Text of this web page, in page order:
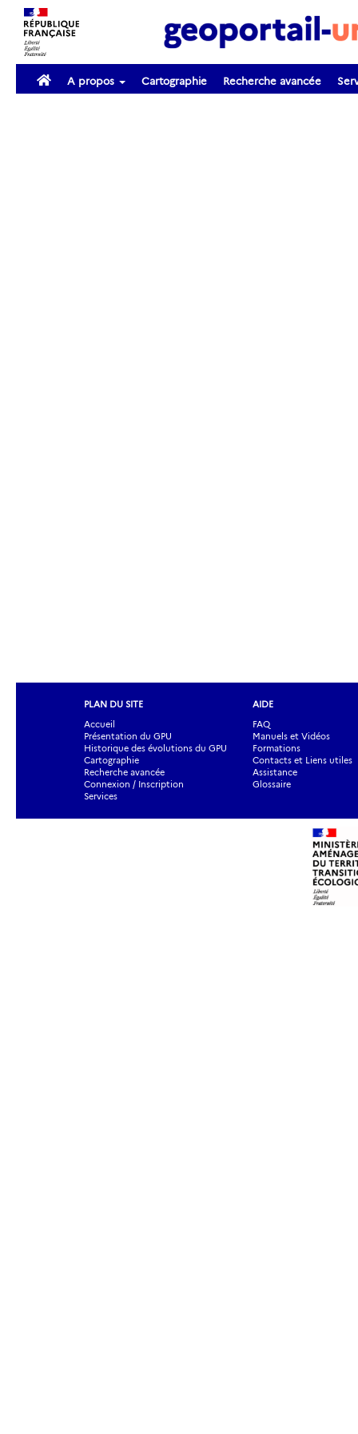
A propos Cartographie Recherche avancée
PLAN DU SITE
Accueil
Présentation du GPU
Historique des évolutions du GPU
Cartographie
Recherche avancée
Connexion / Inscription
Services
AIDE
FAQ
Manuels et Vidéos
Formations
Contacts et Liens utiles
Assistance
Glossaire